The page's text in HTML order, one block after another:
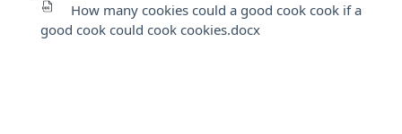
How many cookies could a good cook cook if a
good cook could cook cookies.docx